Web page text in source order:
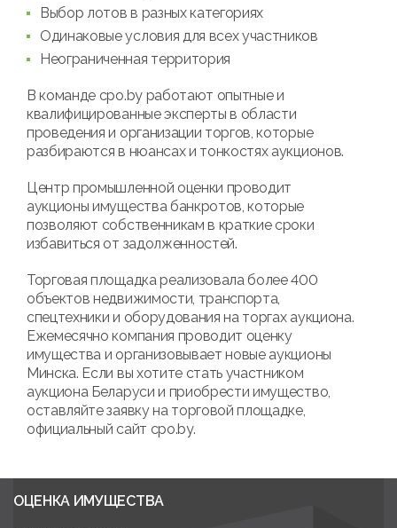
Выбор лотов в разных категориях
Одинаковые условия для всех участников
Неограниченная территория
В команде cpo.by работают опытные и
квалифицированные эксперты в области
проведения и организации торгов, которые
разбираются в нюансах и тонкостях аукционов.
Центр промышленной оценки проводит
аукционы имущества банкротов, которые
позволяют собственникам в краткие сроки
избавиться от задолженностей.
Торговая площадка реализовала более 400
объектов недвижимости, транспорта,
спецтехники и оборудования на торгах аукциона.
Ежемесячно компания проводит оценку
имущества и организовывает новые аукционы
Минска. Если вы хотите стать участником
аукциона Беларуси и приобрести имущество,
оставляйте заявку на торговой площадке,
официальный сайт cpo.by.
ОЦЕНКА ИМУЩЕСТВА